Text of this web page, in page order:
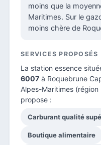
moins que la
Maritimes. Sur le
moins chère de
SERVICES PROPOSÉS
La station essence
6007 à Roquebrune
Alpes-Maritimes (région
propose :
Carburant qualité
Boutique alimentaire